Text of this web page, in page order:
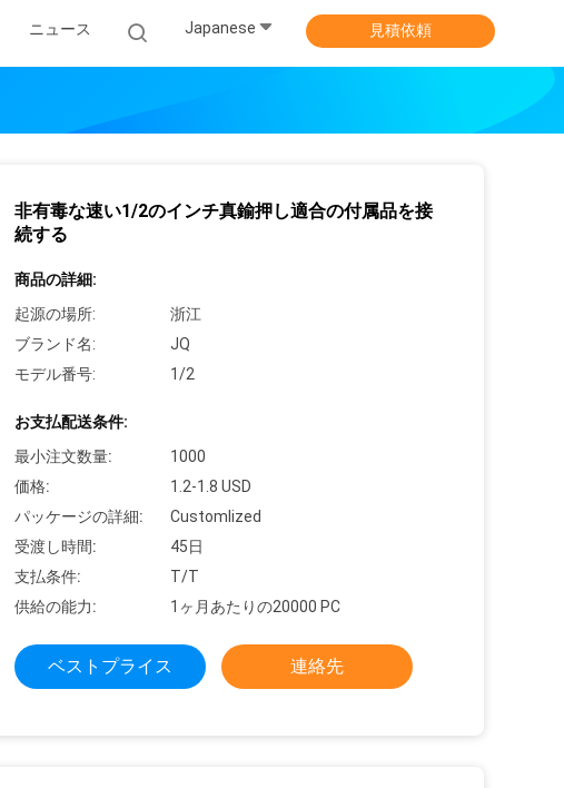
ニュース Japanese 見積依頼
非有毒な速い1/2のインチ真鍮押し適合の付属品を接
続する
商品の詳細:
起源の場所:
浙江
ブランド名:
JQ
モデル番号:
1/2
お支払配送条件:
最小注文数量:
1000
価格:
1.2-1.8 USD
パッケージの詳細:
Customlized
受渡し時間:
45日
支払条件:
T/T
供給の能力:
1ヶ月あたりの20000 PC
ベストプライス 連絡先